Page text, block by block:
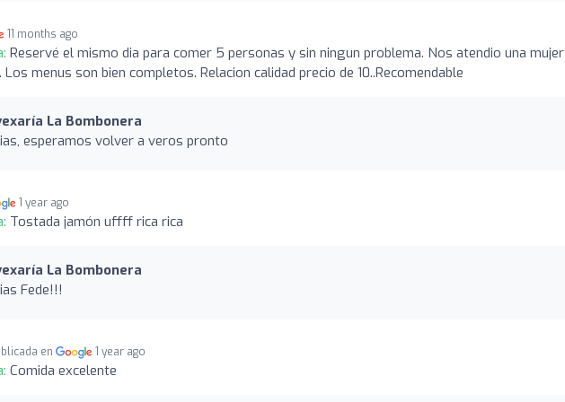
11 months ago
Reservé el mismo dia para comer 5 personas y sin ningun problema. Nos atendio una mujer
menus son bien completos. Relacion calidad precio de 10..Recomendable
La Bombonera
esperamos volver a veros pronto
1 year ago
Tostada jamón uffff rica rica
La Bombonera
Fede!!!
en 1 year ago
Comida excelente